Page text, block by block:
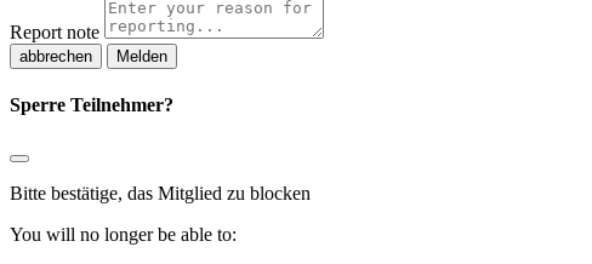
Report note
Melden
Sperre Teilnehmer?
Bitte bestätige, das Mitglied zu blocken
You will no longer be able to: